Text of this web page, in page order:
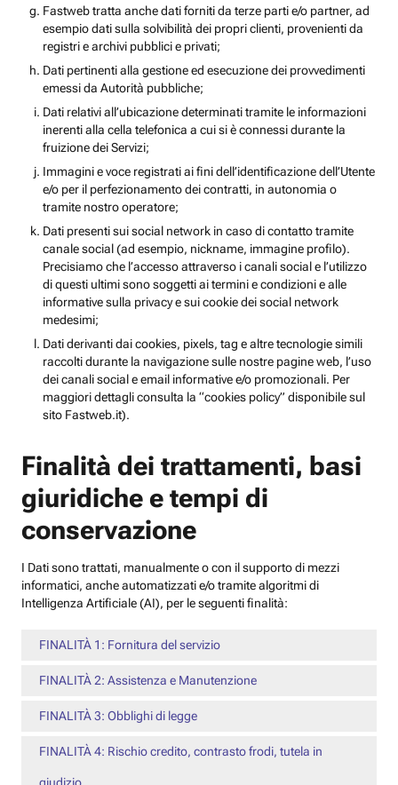
Fastweb tratta anche dati forniti da terze parti e/o partner, ad
esempio dati sulla solvibilità dei propri clienti, provenienti da
registri e archivi pubblici e privati;
Dati pertinenti alla gestione ed esecuzione dei provvedimenti
emessi da Autorità pubbliche;
Dati relativi all’ubicazione determinati tramite le informazioni
inerenti alla cella telefonica a cui si è connessi durante la
fruizione dei Servizi;
Immagini e voce registrati ai fini dell’identificazione dell’Utente
e/o per il perfezionamento dei contratti, in autonomia o
tramite nostro operatore;
Dati presenti sui social network in caso di contatto tramite
canale social (ad esempio, nickname, immagine profilo).
Precisiamo che l’accesso attraverso i canali social e l’utilizzo
di questi ultimi sono soggetti ai termini e condizioni e alle
informative sulla privacy e sui cookie dei social network
medesimi;
Dati derivanti dai cookies, pixels, tag e altre tecnologie simili
raccolti durante la navigazione sulle nostre pagine web, l’uso
dei canali social e email informative e/o promozionali. Per
maggiori dettagli consulta la “cookies policy” disponibile sul
sito Fastweb.it).
Finalità dei trattamenti, basi
giuridiche e tempi di
conservazione
I Dati sono trattati, manualmente o con il supporto di mezzi
informatici, anche automatizzati e/o tramite algoritmi di
Intelligenza Artificiale (AI), per le seguenti finalità:
FINALITÀ 1: Fornitura del servizio
FINALITÀ 2: Assistenza e Manutenzione
FINALITÀ 3: Obblighi di legge
FINALITÀ 4: Rischio credito, contrasto frodi, tutela in